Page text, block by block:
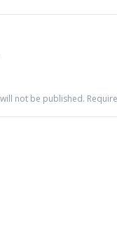
not be published.